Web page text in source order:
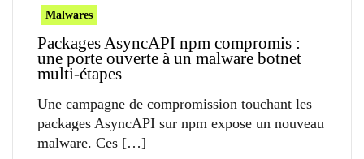
Malwares
Packages AsyncAPI npm compromis :
une porte ouverte à un malware botnet
multi-étapes
Une campagne de compromission touchant les
packages AsyncAPI sur npm expose un nouveau
malware. Ces